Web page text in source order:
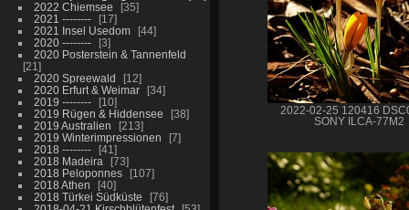
2022 Chiemsee
35
2021 --------
17
2021 Insel Usedom
44
2020 --------
3
2020 Posterstein & Tannenfeld
21
2020 Spreewald
12
2020 Erfurt & Weimar
34
2019 --------
10
2019 Rügen & Hiddensee
38
2019 Australien
213
2019 Winterimpressionen
7
2018 --------
41
2018 Madeira
73
2018 Peloponnes
107
2018 Athen
40
2018 Türkei Südküste
76
2022-02-25 120416
SONY ILCA-77M2